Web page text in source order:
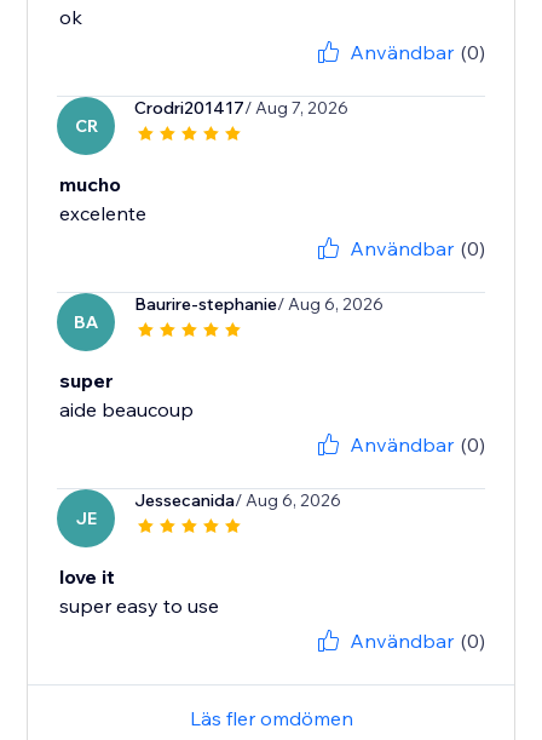
Användbar (0)
CR
Crodri201417/ Aug 7, 2026
mucho
excelente
Användbar (0)
BA
Baurire-stephanie/ Aug 6, 2026
super
aide beaucoup
Användbar (0)
JE
Jessecanida/ Aug 6, 2026
love it
Användbar (0)
Läs fler omdömen